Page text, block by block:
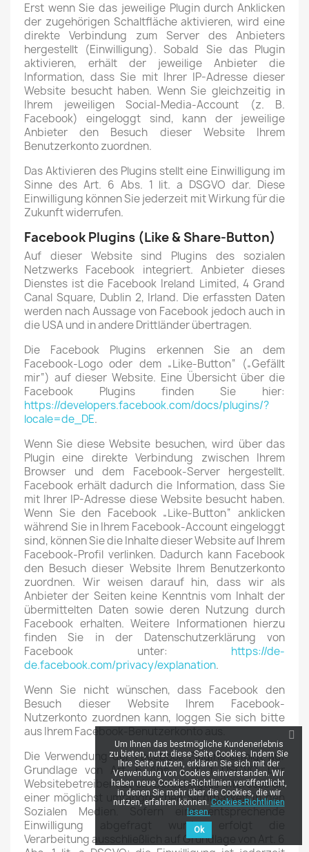
Erst wenn Sie das jeweilige Plugin durch Anklicken
der zugehörigen Schaltfläche aktivieren, wird eine
direkte Verbindung zum Server des Anbieters
hergestellt (Einwilligung). Sobald Sie das Plugin
aktivieren, erhält der jeweilige Anbieter die
Information, dass Sie mit Ihrer IP-Adresse dieser
Website besucht haben. Wenn Sie gleichzeitig in
Ihrem jeweiligen Social-Media-Account (z. B.
Facebook) eingeloggt sind, kann der jeweilige
Anbieter den Besuch dieser Website Ihrem
Benutzerkonto zuordnen.
Das Aktivieren des Plugins stellt eine Einwilligung im
Sinne des Art. 6 Abs. 1 lit. a DSGVO dar. Diese
Einwilligung können Sie jederzeit mit Wirkung für die
Zukunft widerrufen.
Facebook Plugins (Like & Share-Button)
Auf dieser Website sind Plugins des sozialen
Netzwerks Facebook integriert. Anbieter dieses
Dienstes ist die Facebook Ireland Limited, 4 Grand
Canal Square, Dublin 2, Irland. Die erfassten Daten
werden nach Aussage von Facebook jedoch auch in
die USA und in andere Drittländer übertragen.
Die Facebook Plugins erkennen Sie an dem
Facebook-Logo oder dem „Like-Button“ („Gefällt
mir“) auf dieser Website. Eine Übersicht über die
Facebook Plugins finden Sie hier:
https://developers.facebook.com/docs/plugins/?
locale=de_DE.
Wenn Sie diese Website besuchen, wird über das
Plugin eine direkte Verbindung zwischen Ihrem
Browser und dem Facebook-Server hergestellt.
Facebook erhält dadurch die Information, dass Sie
mit Ihrer IP-Adresse diese Website besucht haben.
Wenn Sie den Facebook „Like-Button“ anklicken
während Sie in Ihrem Facebook-Account eingeloggt
sind, können Sie die Inhalte dieser Website auf Ihrem
Facebook-Profil verlinken. Dadurch kann Facebook
den Besuch dieser Website Ihrem Benutzerkonto
zuordnen. Wir weisen darauf hin, dass wir als
Anbieter der Seiten keine Kenntnis vom Inhalt der
übermittelten Daten sowie deren Nutzung durch
Facebook erhalten. Weitere Informationen hierzu
finden Sie in der Datenschutzerklärung von
Facebook unter: https://de-
de.facebook.com/privacy/explanation.
Wenn Sie nicht wünschen, dass Facebook den
Besuch dieser Website Ihrem Facebook-
Nutzerkonto zuordnen kann, loggen Sie sich bitte
aus Ihrem Facebook-Benutzerkonto aus.
Die Verwendung der Facebook Plugins erfolgt auf
Grundlage von Art. 6 Abs. 1 lit. f DSGVO. Der
Websitebetreiber hat ein berechtigtes Interesse an
einer möglichst umfangreichen Sichtbarkeit in den
Sozialen Medien. Sofern eine entsprechende
Einwilligung abgefragt wurde, erfolgt die
Verarbeitung ausschließlich auf Grundlage von Art. 6
Um Ihnen das bestmögliche Kundenerlebnis
zu bieten, nutzt diese Seite Cookies. Indem Sie
Ihre Seite nutzen, erklären Sie sich mit der
Verwendung von Cookies einverstanden. Wir
haben neue Cookies-Richtlinien veröffentlicht,
in denen Sie mehr über die Cookies, die wir
nutzen, erfahren können. Cookies-Richtlinien
lesen.
Ok